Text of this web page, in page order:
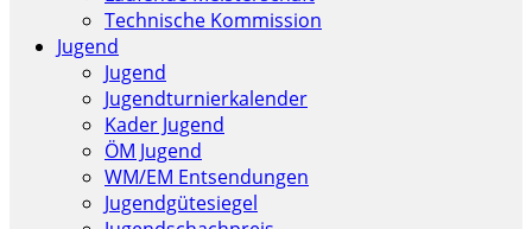
Technische Kommission
Jugend
Jugend
Jugendturnierkalender
Kader Jugend
ÖM Jugend
WM/EM Entsendungen
Jugendgütesiegel